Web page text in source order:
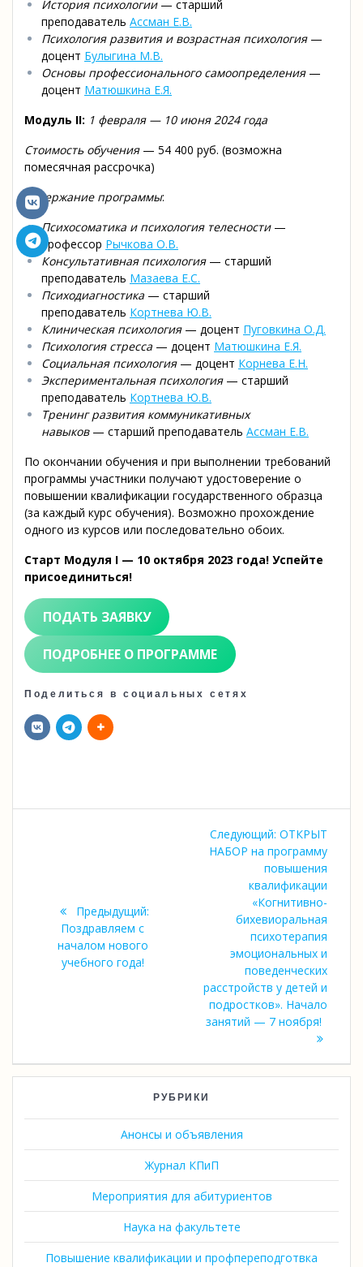
История психологии— старший
преподаватель Ассман Е.В.
Психология развития и возрастная психология—
доцент Булыгина М.В.
Основы профессионального самоопределения—
доцент Матюшкина Е.Я.
Модуль II: 1 февраля — 10 июня 2024 года
Стоимость обучения— 54 400 руб. (возможна
помесячная рассрочка)
Содержание программы:
Психосоматика и психология телесности—
профессор Рычкова О.В.
Консультативная психология— старший
преподаватель Мазаева Е.С.
Психодиагностика — старший
преподаватель Кортнева Ю.В.
Клиническая психология— доцент Пуговкина О.Д.
Психология стресса — доцент Матюшкина Е.Я.
Социальная психология— доцент Корнева Е.Н.
Экспериментальная психология— старший
преподаватель Кортнева Ю.В.
Тренинг развития коммуникативных
навыков— старший преподаватель Ассман Е.В.
По окончании обучения и при выполнении требований
программы участники получают удостоверение о
повышении квалификации государственного образца
(за каждый курс обучения). Возможно прохождение
одного из курсов или последовательно обоих.
Старт Модуля I — 10 октября 2023 года! Успейте
присоединиться!
ПОДАТЬ ЗАЯВКУ
ПОДРОБНЕЕ О ПРОГРАММЕ
Поделиться в социальных сетях
Предыдущий:Предыдущая
Поздравляем с
началом нового
учебного года!
Следующий: Следующая
запись:
ОТКРЫТ
НАБОР на программу
повышения
квалификации
«Когнитивно-
бихевиоральная
психотерапия
эмоциональных и
поведенческих
расстройств у детей и
подростков». Начало
занятий — 7 ноября!
РУБРИКИ
Анонсы и объявления
Журнал КПиП
Мероприятия для абитуриентов
Наука на факультете
Повышение квалификации и профпереподготвка